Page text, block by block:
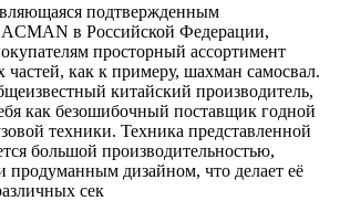
подтвержденным
в Российской Федерации,
просторный ассортимент
частей, как к примеру, шахман самосвал.
китайский производитель,
как безошибочный поставщик годной
техники. Техника представленной
большой производительностью,
продуманным дизайном, что делает её
сек